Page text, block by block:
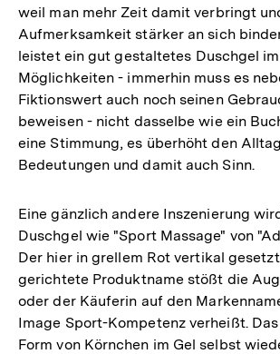
weil man mehr Zeit damit verbringt
Aufmerksamkeit stärker an sich
leistet ein gut gestaltetes Duschgel
Möglichkeiten - immerhin muss es
Fiktionswert auch noch seinen
beweisen - nicht dasselbe wie ein
eine Stimmung, es überhöht den
Bedeutungen und damit auch Sinn.
Eine gänzlich andere Inszenierung
Duschgel wie "Sport Massage" von
Der hier in grellem Rot vertikal
gerichtete Produktname stößt die
oder der Käuferin auf den
Image Sport-Kompetenz verheißt.
Form von Körnchen im Gel selbst